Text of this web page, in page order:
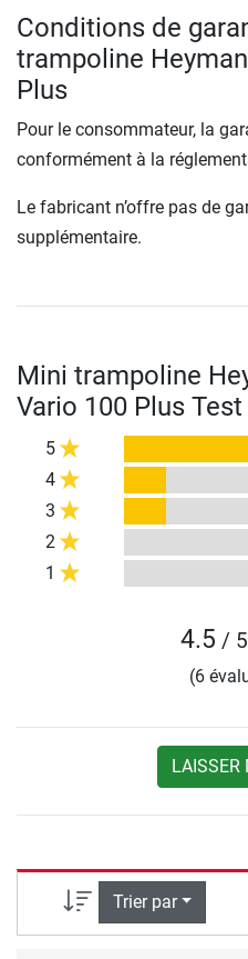
Conditions de
trampoline
Plus
Pour le consommateur, la
conformément à la
Le fabricant n’offre pas de
supplémentaire.
Mini trampoline
Vario 100 Plus
5
4
3
2
1
4.5 /
(6
LAISSER
Trier par